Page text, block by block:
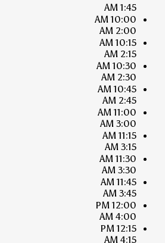
1:45 AM
10:00 AM
2:00 AM
10:15 AM
2:15 AM
10:30 AM
2:30 AM
10:45 AM
2:45 AM
11:00 AM
3:00 AM
11:15 AM
3:15 AM
11:30 AM
3:30 AM
11:45 AM
3:45 AM
12:00 PM
4:00 AM
12:15 PM
4:15 AM